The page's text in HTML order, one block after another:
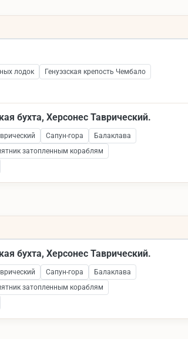
лодок
Генуэзская крепость Чембало
бухта, Херсонес Таврический.
Сапун-гора
Балаклава
затопленным кораблям
бухта, Херсонес Таврический.
Сапун-гора
Балаклава
затопленным кораблям